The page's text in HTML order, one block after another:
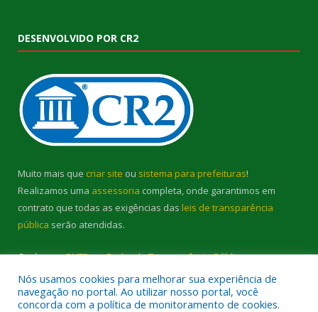
DESENVOLVIDO POR CR2
Muito mais que criar site ou sistema para prefeituras!
Realizamos uma assessoria completa, onde garantimos em
contrato que todas as exigências das leis de transparência
pública serão atendidas.
Conheça oPNTPe oRadar da Transparência Pública
Nós usamos cookies para melhorar sua experiência de
navegação no portal. Ao utilizar nosso portal, você
concorda com a política de monitoramento de cookies.